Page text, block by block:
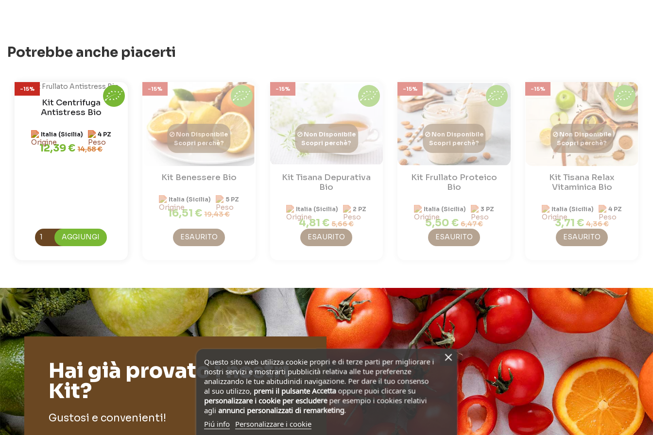
Potrebbe anche piacerti
-15%
Kit Centrifuga
Antistress Bio
Italia (Sicilia) 4 PZ
12,39 €14,58 €
AGGIUNGI
-15%
Non Disponibile
Scopri perchè?
Kit Benessere Bio
Italia (Sicilia) 5 PZ
16,51 €19,43 €
ESAURITO
-15%
Non Disponibile
Scopri perchè?
Kit Tisana Depurativa
Bio
Italia (Sicilia) 2 PZ
4,81 €5,66 €
ESAURITO
-15%
Non Disponibile
Scopri perchè?
Kit Frullato Proteico
Bio
Italia (Sicilia) 3 PZ
5,50 €6,47 €
ESAURITO
-15%
Non Disponibile
Scopri perchè?
Kit Tisana Relax
Vitaminica Bio
Italia (Sicilia) 4 PZ
3,71 €4,36 €
ESAURITO
Hai già provato i nostri
Kit?
Gustosi e convenienti!
Questo sito web utilizza cookie propri e di terze parti per migliorare i
nostri servizi e mostrarti pubblicità relativa alle tue preferenze
analizzando le tue abitudinidi navigazione. Per dare il tuo consenso
al suo utilizzo, premi il pulsante Accettaoppure puoi cliccare su
personalizzare i cookie per escludereper esempio i cookies relativi
agli annunci personalizzati di remarketing.
Piú info
Personalizzare i cookie